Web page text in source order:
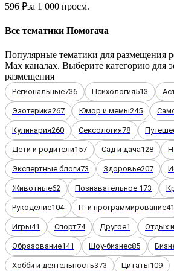
596 ₽за 1 000 просм.
Все тематики Помогача
Популярные тематики для размещения
Max каналах. Выберите категорию для
размещения
Региональные736 Психология513
Эзотерика267 Юмор и мемы245
Кулинария260 Сексология78
Дети и родители157 Сад и дача128
Экспертные блоги73 Здоровье207
Животные62 Познавательное 173
Рукоделие104 IT и программирование41
Игры41 Спорт74 Другое1 Отдых
Образование141 Шоу-бизнес85
Хобби и деятельность373 Цитаты109